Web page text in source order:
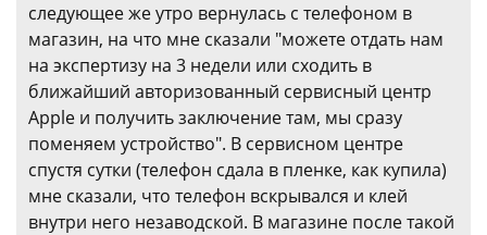
следующее же утро вернулась с телефоном в
магазин, на что мне сказали "можете отдать нам
на экспертизу на 3 недели или сходить в
ближайший авторизованный сервисный центр
Apple и получить заключение там, мы сразу
поменяем устройство". В сервисном центре
спустя сутки (телефон сдала в пленке, как купила)
мне сказали, что телефон вскрывался и клей
внутри него незаводской. В магазине после такой